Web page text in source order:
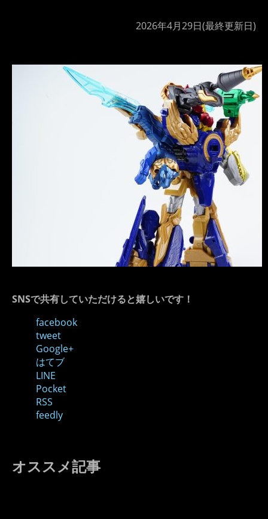
2026年4月29日(最終更新日)
SNSで共有していただけると嬉しいです！
facebook
tweet
Google+
はてブ
LINE
Pocket
RSS
feedly
オススメ記事